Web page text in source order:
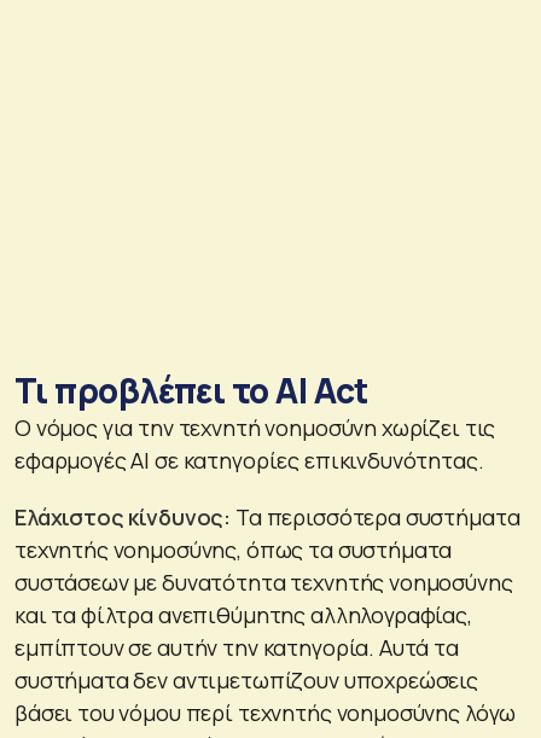
Τι προβλέπει το ΑΙ Act
Ο νόμος για την τεχνητή νοημοσύνη χωρίζει τις
εφαρμογές ΑΙ σε κατηγορίες επικινδυνότητας.
Ελάχιστος κίνδυνος: Τα περισσότερα συστήματα
τεχνητής νοημοσύνης, όπως τα συστήματα
συστάσεων με δυνατότητα τεχνητής νοημοσύνης
και τα φίλτρα ανεπιθύμητης αλληλογραφίας,
εμπίπτουν σε αυτήν την κατηγορία. Αυτά τα
συστήματα δεν αντιμετωπίζουν υποχρεώσεις
βάσει του νόμου περί τεχνητής νοημοσύνης λόγω